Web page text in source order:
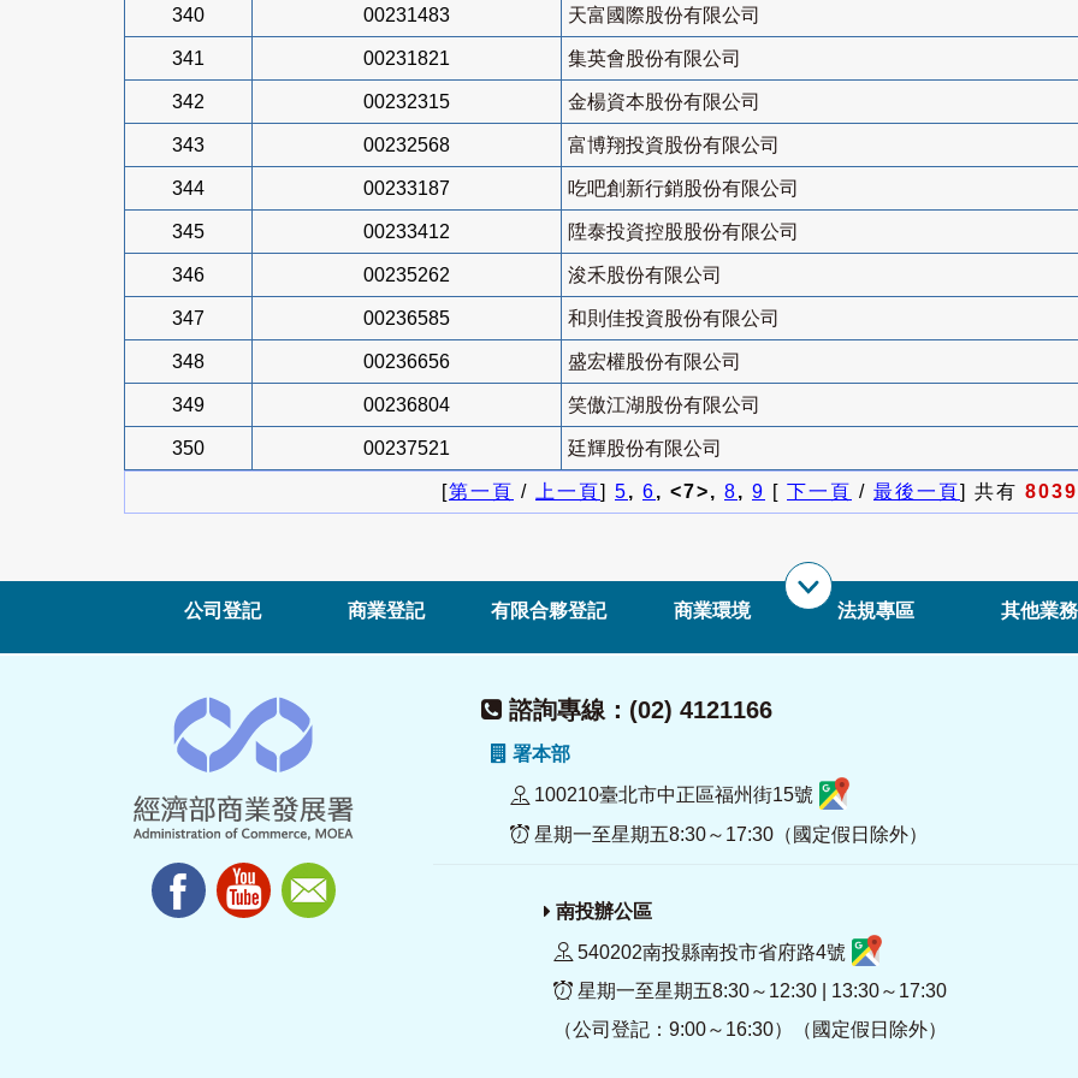
340 00231483 天富國際股份有限公司
341 00231821 集英會股份有限公司
342 00232315 金楊資本股份有限公司
343 00232568 富博翔投資股份有限公司
344 00233187 吃吧創新行銷股份有限公司
345 00233412 陞泰投資控股股份有限公司
346 00235262 浚禾股份有限公司
347 00236585 和則佳投資股份有限公司
348 00236656 盛宏權股份有限公司
349 00236804 笑傲江湖股份有限公司
350 00237521 廷輝股份有限公司
[第一頁 / 上一頁] 5, 6, <7>, 8, 9 [ 下一頁 / 最後一頁] 共有 8039
公司登記 商業登記 有限合夥登記 商業環境 法規專區 其他業務
諮詢專線：(02) 4121166
署本部
100210臺北市中正區福州街15號
星期一至星期五8:30～17:30（國定假日除外）
南投辦公區
540202南投縣南投市省府路4號
星期一至星期五8:30～12:30 | 13:30～17:30
（公司登記：9:00～16:30）（國定假日除外）